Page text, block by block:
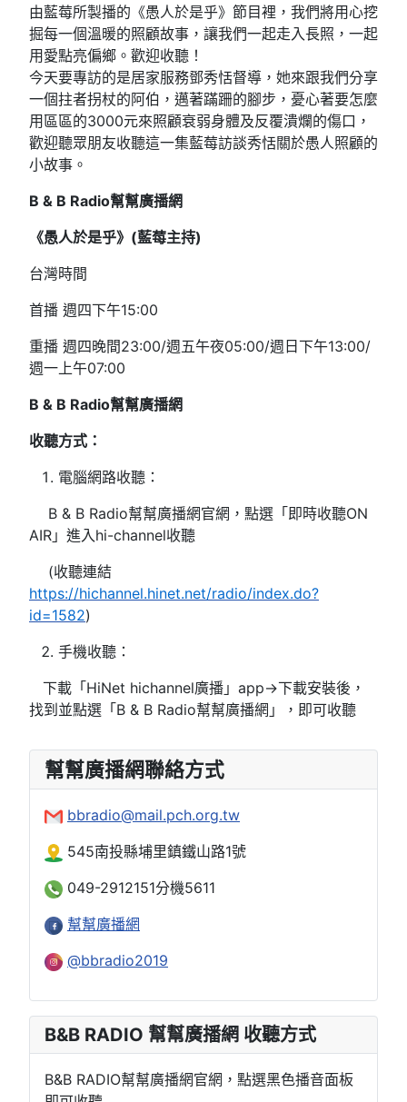
由藍莓所製播的《愚人於是乎》節目裡，我們將用心挖
掘每一個溫暖的照顧故事，讓我們一起走入長照，一起
用愛點亮偏鄉。歡迎收聽！
今天要專訪的是居家服務鄧秀恬督導，她來跟我們分享
一個拄者拐杖的阿伯，邁著蹣跚的腳步，憂心著要怎麼
用區區的3000元來照顧衰弱身體及反覆潰爛的傷口，
歡迎聽眾朋友收聽這一集藍莓訪談秀恬關於愚人照顧的
小故事。
B & B Radio幫幫廣播網
《愚人於是乎》(藍莓主持)
台灣時間
首播 週四下午15:00
重播 週四晚間23:00/週五午夜05:00/週日下午13:00/
週一上午07:00
B & B Radio幫幫廣播網
收聽方式：
電腦網路收聽：
B & B Radio幫幫廣播網官網，點選「即時收聽ON
AIR」進入hi-channel收聽
(收聽連結
https://hichannel.hinet.net/radio/index.do?
id=1582)
手機收聽：
下載「HiNet hichannel廣播」app→下載安裝後，
找到並點選「B & B Radio幫幫廣播網」，即可收聽
幫幫廣播網聯絡方式
bbradio@mail.pch.org.tw
545南投縣埔里鎮鐵山路1號
049-2912151分機5611
幫幫廣播網
@bbradio2019
B&B RADIO 幫幫廣播網 收聽方式
B&B RADIO幫幫廣播網官網，點選黑色播音面板